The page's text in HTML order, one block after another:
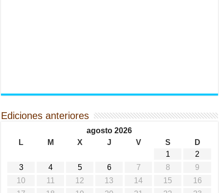
Ediciones anteriores
agosto 2026
L
M X J V S
D
1
2
3
4 5 6 7 8
9
10
11 12 13 14 15
16